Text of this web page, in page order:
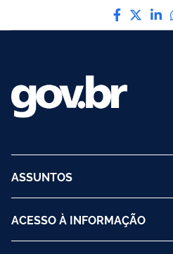
ASSUNTOS
ACESSO À INFORMAÇÃO